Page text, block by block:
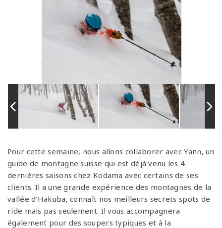
Pour cette semaine, nous allons collaborer avec Yann, un
guide de montagne suisse qui est déjà venu les 4
dernières saisons chez Kodama avec certains de ses
clients. Il a une grande expérience des montagnes de la
vallée d’Hakuba, connaît nos meilleurs secrets spots de
ride mais pas seulement. Il vous accompagnera
également pour des soupers typiques et à la